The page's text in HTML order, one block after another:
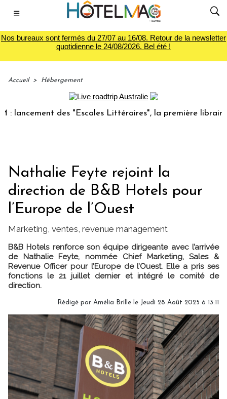
☰
Nos bureaux sont fermés du 27/07 au 16/08. Retour de la newsletter
quotidienne le 24/08/2026. Bel été !
Accueil > Hébergement
des "Escales Littéraires", la première librairie du
Nathalie Feyte rejoint la
direction de B&B Hotels pour
l’Europe de l’Ouest
Marketing, ventes, revenue management
B&B Hotels renforce son équipe dirigeante avec l’arrivée
de Nathalie Feyte, nommée Chief Marketing, Sales &
Revenue Officer pour l’Europe de l’Ouest. Elle a pris ses
fonctions le 21 juillet dernier et intégré le comité de
direction.
Rédigé par Amélia Brille le Jeudi 28 Août 2025 à 13:11